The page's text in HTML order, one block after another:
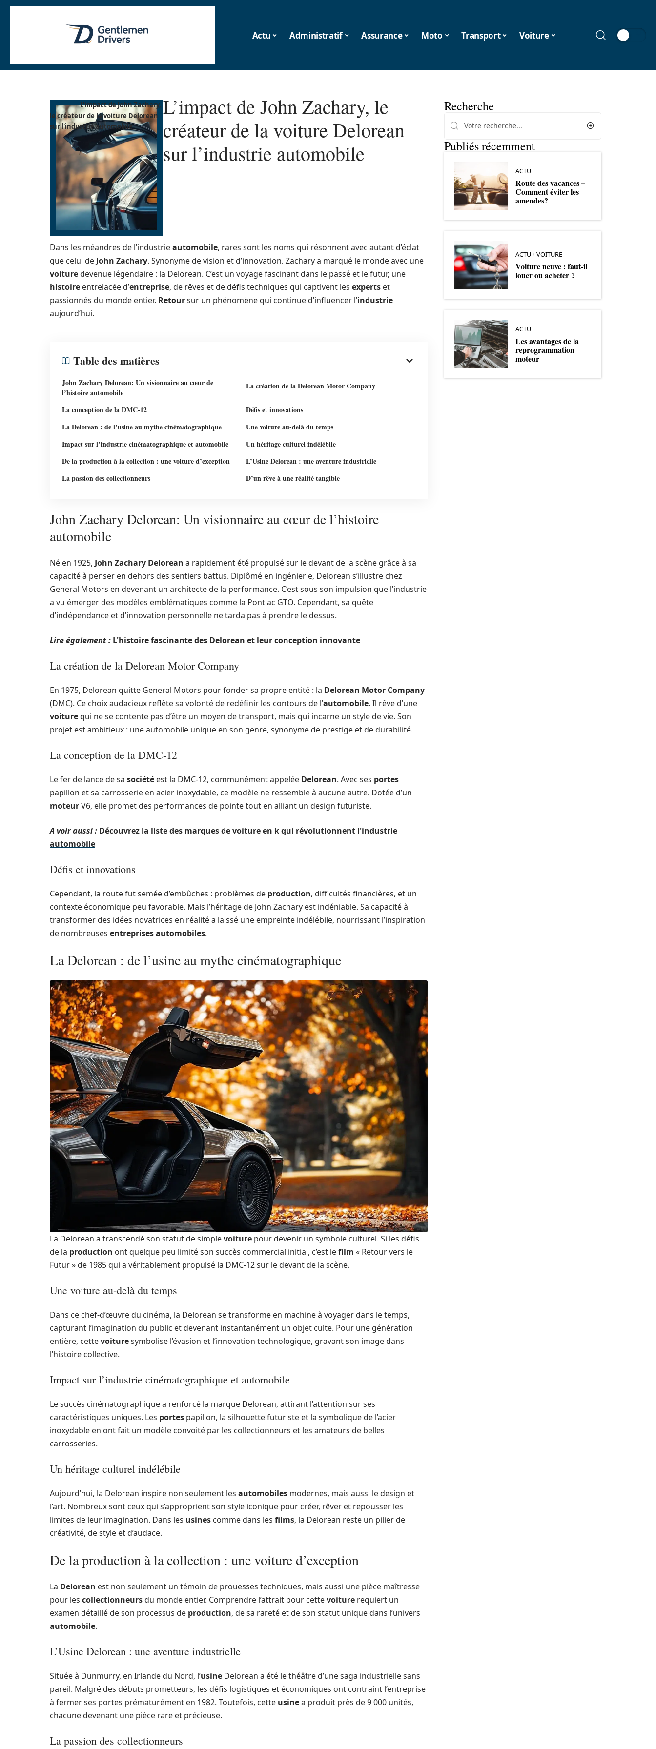
Actu Administratif Assurance Moto Transport Voiture
L'impact de John Zachary,
le créateur de la voiture Delorean
sur l'industrie automobile
L’impact de John Zachary, le
créateur de la voiture Delorean
sur l’industrie automobile
Dans les méandres de l’industrieautomobile, rares sont les noms qui résonnent avec autant d’éclat
que celui de John Zachary. Synonyme de vision et d’innovation, Zachary a marqué le monde avec une
voituredevenue légendaire : la Delorean. C’est un voyage fascinant dans le passé et le futur, une
histoire entrelacée d’entreprise, de rêves et de défis techniques qui captivent les experts et
passionnés du monde entier. Retoursur un phénomène qui continue d’influencer l’industrie
aujourd’hui.
Table des matières
John Zachary Delorean: Un visionnaire au cœur de
l’histoire automobile
La création de la Delorean Motor Company
La conception de la DMC-12
Défis et innovations
La Delorean : de l’usine au mythe cinématographique
Une voiture au-delà du temps
Impact sur l’industrie cinématographique et automobile
Un héritage culturel indélébile
De la production à la collection : une voiture d’exception
L’Usine Delorean : une aventure industrielle
La passion des collectionneurs
D’un rêve à une réalité tangible
John Zachary Delorean: Un visionnaire au cœur de l’histoire
automobile
Né en 1925, John Zachary Delorean a rapidement été propulsé sur le devant de la scène grâce à sa
capacité à penser en dehors des sentiers battus. Diplômé en ingénierie, Delorean s’illustre chez
General Motors en devenant un architecte de la performance. C’est sous son impulsion que l’industrie
a vu émerger des modèles emblématiques comme la Pontiac GTO. Cependant, sa quête
d’indépendance et d’innovation personnelle ne tarda pas à prendre le dessus.
Lire également : L'histoire fascinante des Delorean et leur conception innovante
La création de la Delorean Motor Company
En 1975, Delorean quitte General Motors pour fonder sa propre entité : la Delorean Motor Company
(DMC). Ce choix audacieux reflète sa volonté de redéfinir les contours de l’automobile. Il rêve d’une
voiturequi ne se contente pas d’être un moyen de transport, mais qui incarne un style de vie. Son
projet est ambitieux : une automobile unique en son genre, synonyme de prestige et de durabilité.
La conception de la DMC-12
Le fer de lance de sa société est la DMC-12, communément appelée Delorean. Avec ses portes
papillon et sa carrosserie en acier inoxydable, ce modèle ne ressemble à aucune autre. Dotée d’un
moteurV6, elle promet des performances de pointe tout en alliant un design futuriste.
A voir aussi : Découvrez la liste des marques de voiture en k qui révolutionnent l'industrie
automobile
Défis et innovations
Cependant, la route fut semée d’embûches : problèmes de production, difficultés financières, et un
contexte économique peu favorable. Mais l’héritage de John Zachary est indéniable. Sa capacité à
transformer des idées novatrices en réalité a laissé une empreinte indélébile, nourrissant l’inspiration
de nombreuses entreprisesautomobiles.
La Delorean : de l’usine au mythe cinématographique
La Delorean a transcendé son statut de simplevoiture pour devenir un symbole culturel. Si les défis
de la production ont quelque peu limité son succès commercial initial, c’est lefilm « Retour vers le
Futur » de 1985 qui a véritablement propulsé la DMC-12 sur le devant de la scène.
Une voiture au-delà du temps
Dans ce chef-d’œuvre du cinéma, la Delorean se transforme en machine à voyager dans le temps,
capturant l’imagination du public et devenant instantanément un objet culte. Pour une génération
entière, cettevoituresymbolise l’évasion et l’innovation technologique, gravant son image dans
l’histoire collective.
Impact sur l’industrie cinématographique et automobile
Le succès cinématographique a renforcé la marque Delorean, attirant l’attention sur ses
caractéristiques uniques. Les portes papillon, la silhouette futuriste et la symbolique de l’acier
inoxydable en ont fait un modèle convoité par les collectionneurs et les amateurs de belles
carrosseries.
Un héritage culturel indélébile
Aujourd’hui, la Delorean inspire non seulement les automobiles modernes, mais aussi le design et
l’art. Nombreux sont ceux qui s’approprient son style iconique pour créer, rêver et repousser les
limites de leur imagination. Dans les usines comme dans les films, la Delorean reste un pilier de
créativité, de style et d’audace.
De la production à la collection : une voiture d’exception
La Delorean est non seulement un témoin de prouesses techniques, mais aussi une pièce maîtresse
pour les collectionneursdu monde entier. Comprendre l’attrait pour cettevoiture requiert un
examen détaillé de son processus de production, de sa rareté et de son statut unique dans l’univers
automobile.
L’Usine Delorean : une aventure industrielle
Située à Dunmurry, en Irlande du Nord, l’usine Delorean a été le théâtre d’une saga industrielle sans
pareil. Malgré des débuts prometteurs, les défis logistiques et économiques ont contraint l’entreprise
à fermer ses portes prématurément en 1982. Toutefois, cette usinea produit près de 9 000 unités,
chacune devenant une pièce rare et précieuse.
La passion des collectionneurs
Recherche
Publiés récemment
ACTU
Route des vacances –
Comment éviter les
amendes?
ACTU VOITURE
Voiture neuve : faut-il
louer ou acheter ?
ACTU
Les avantages de la
reprogrammation
moteur